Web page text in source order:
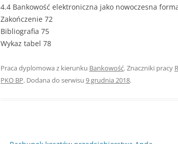
4.4 Bankowość elektroniczna jako nowoczesna
Zakończenie 72
Bibliografia 75
Wykaz tabel 78
Praca dyplomowa z kierunku Bankowość. Znaczniki pracy
PKO BP. Dodana do serwisu 9 grudnia 2018.